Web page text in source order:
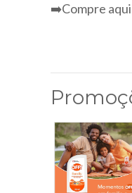
➡️Compre aqui